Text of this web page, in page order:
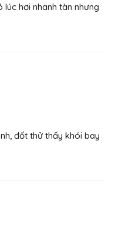
hơi nhanh tàn nhưng
đốt thử thấy khói bay